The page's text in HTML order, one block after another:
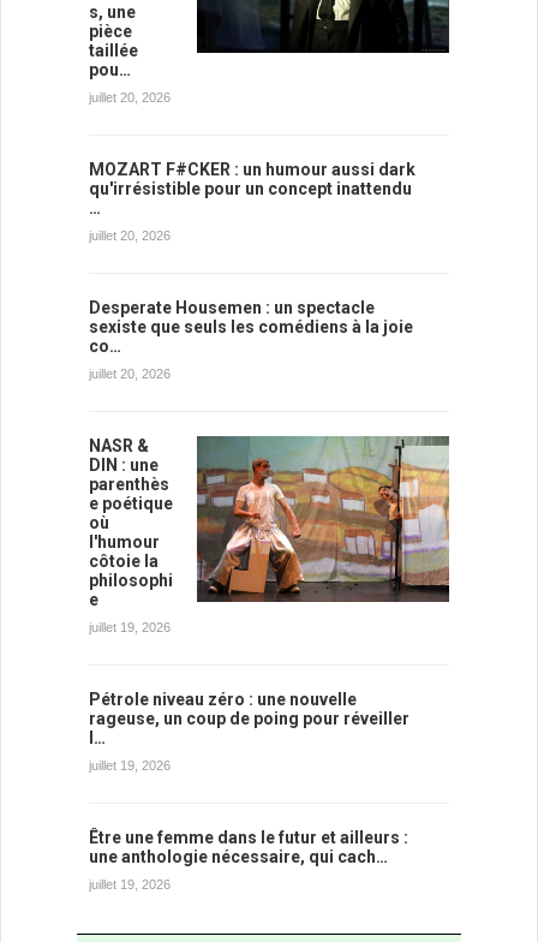
s, une
pièce
taillée
pou…
juillet 20, 2026
MOZART F#CKER : un humour aussi dark
qu'irrésistible pour un concept inattendu
…
juillet 20, 2026
Desperate Housemen : un spectacle
sexiste que seuls les comédiens à la joie
co…
juillet 20, 2026
NASR &
DIN : une
parenthès
e poétique
où
l'humour
côtoie la
philosophi
e
juillet 19, 2026
Pétrole niveau zéro : une nouvelle
rageuse, un coup de poing pour réveiller
l…
juillet 19, 2026
Être une femme dans le futur et ailleurs :
une anthologie nécessaire, qui cach…
juillet 19, 2026